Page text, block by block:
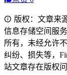
版权：文章来
信息存储空间服
所有，未经允许
纠纷、损失等，
站文章存在版权